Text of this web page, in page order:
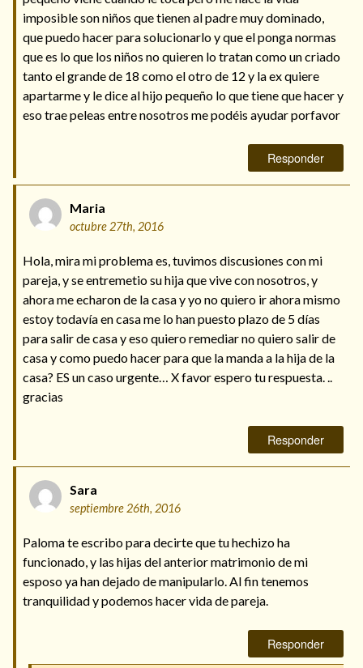
imposible son niños que tienen al padre muy dominado,
que puedo hacer para solucionarlo y que el ponga normas
que es lo que los niños no quieren lo tratan como un criado
tanto el grande de 18 como el otro de 12 y la ex quiere
apartarme y le dice al hijo pequeño lo que tiene que hacer y
eso trae peleas entre nosotros me podéis ayudar porfavor
Responder
Maria
octubre 27th, 2016
Hola, mira mi problema es, tuvimos discusiones con mi
pareja, y se entremetio su hija que vive con nosotros, y
ahora me echaron de la casa y yo no quiero ir ahora mismo
estoy todavía en casa me lo han puesto plazo de 5 días
para salir de casa y eso quiero remediar no quiero salir de
casa y como puedo hacer para que la manda a la hija de la
casa? ES un caso urgente… X favor espero tu respuesta. ..
gracias
Responder
Sara
septiembre 26th, 2016
Paloma te escribo para decirte que tu hechizo ha
funcionado, y las hijas del anterior matrimonio de mi
esposo ya han dejado de manipularlo. Al fin tenemos
tranquilidad y podemos hacer vida de pareja.
Responder